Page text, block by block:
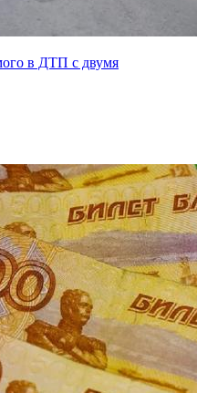
в ДТП с двумя